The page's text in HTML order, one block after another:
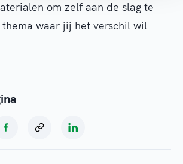
om zelf aan de slag te
thema waar jij het verschil wil